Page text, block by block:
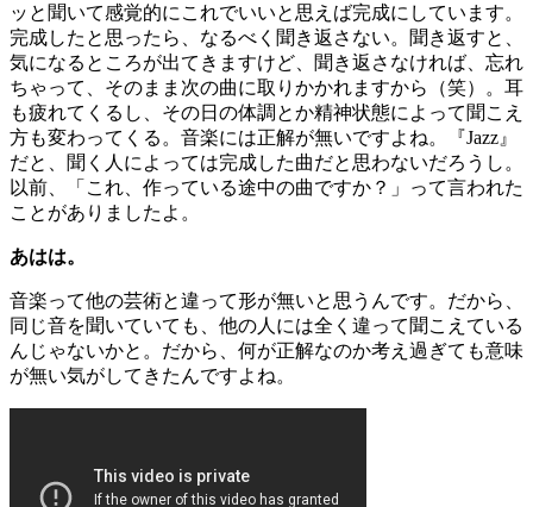
ッと聞いて感覚的にこれでいいと思えば完成にしています。
完成したと思ったら、なるべく聞き返さない。聞き返すと、
気になるところが出てきますけど、聞き返さなければ、忘れ
ちゃって、そのまま次の曲に取りかかれますから（笑）。耳
も疲れてくるし、その日の体調とか精神状態によって聞こえ
方も変わってくる。音楽には正解が無いですよね。『Jazz』
だと、聞く人によっては完成した曲だと思わないだろうし。
以前、「これ、作っている途中の曲ですか？」って言われた
ことがありましたよ。
あはは。
音楽って他の芸術と違って形が無いと思うんです。だから、
同じ音を聞いていても、他の人には全く違って聞こえている
んじゃないかと。だから、何が正解なのか考え過ぎても意味
が無い気がしてきたんですよね。